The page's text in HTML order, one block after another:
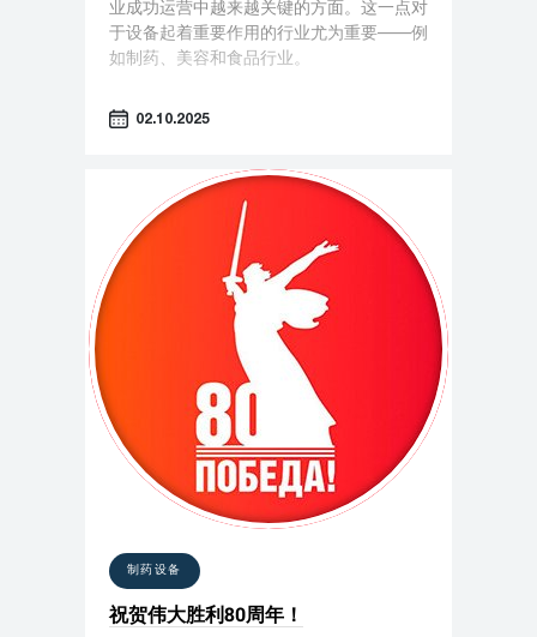
业成功运营中越来越关键的方面。这一点对
于设备起着重要作用的行业尤为重要——例
如制药、美容和食品行业。
02.10.2025
制药设备
祝贺伟大胜利80周年！